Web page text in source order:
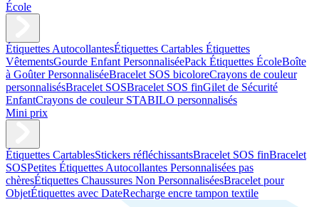
École
Étiquettes AutocollantesÉtiquettes Cartables Étiquettes
VêtementsGourde Enfant PersonnaliséePack Étiquettes ÉcoleBoîte
à Goûter PersonnaliséeBracelet SOS bicoloreCrayons de couleur
personnalisésBracelet SOSBracelet SOS finGilet de Sécurité
EnfantCrayons de couleur STABILO personnalisés
Mini prix
Étiquettes CartablesStickers réfléchissantsBracelet SOS finBracelet
SOSPetites Étiquettes Autocollantes Personnalisées pas
chèresÉtiquettes Chaussures Non PersonnaliséesBracelet pour
ObjetÉtiquettes avec DateRecharge encre tampon textile